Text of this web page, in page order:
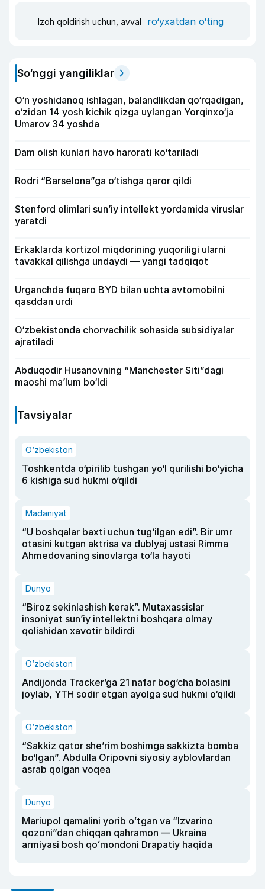
Izoh qoldirish uchun, avval ro‘yxatdan o‘ting
So‘nggi yangiliklar
O‘n yoshidanoq ishlagan, balandlikdan qo‘rqadigan,
o‘zidan 14 yosh kichik qizga uylangan Yorqinxo‘ja
Umarov 34 yoshda
Dam olish kunlari havo harorati ko‘tariladi
Rodri “Barselona”ga o‘tishga qaror qildi
Stenford olimlari sun’iy intellekt yordamida viruslar
yaratdi
Erkaklarda kortizol miqdorining yuqoriligi ularni
tavakkal qilishga undaydi — yangi tadqiqot
Urganchda fuqaro BYD bilan uchta avtomobilni
qasddan urdi
O‘zbekistonda chorvachilik sohasida subsidiyalar
ajratiladi
Abduqodir Husanovning “Manchester Siti”dagi
maoshi ma’lum bo‘ldi
Tavsiyalar
O‘zbekiston
Toshkentda o‘pirilib tushgan yo‘l qurilishi bo‘yicha
6 kishiga sud hukmi o‘qildi
Madaniyat
“U boshqalar baxti uchun tug‘ilgan edi”. Bir umr
otasini kutgan aktrisa va dublyaj ustasi Rimma
Ahmedovaning sinovlarga to‘la hayoti
Dunyo
“Biroz sekinlashish kerak”. Mutaxassislar
insoniyat sun’iy intellektni boshqara olmay
qolishidan xavotir bildirdi
O‘zbekiston
Andijonda Tracker’ga 21 nafar bog‘cha bolasini
joylab, YTH sodir etgan ayolga sud hukmi o‘qildi
O‘zbekiston
“Sakkiz qator she’rim boshimga sakkizta bomba
bo‘lgan”. Abdulla Oripovni siyosiy ayblovlardan
asrab qolgan voqea
Dunyo
Mariupol qamalini yorib oʻtgan va “Izvarino
qozoni”dan chiqqan qahramon — Ukraina
armiyasi bosh qoʻmondoni Drapatiy haqida